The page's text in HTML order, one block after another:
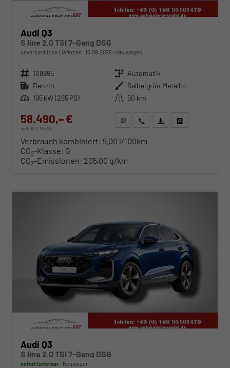
Audi Q3
S line 2.0 TSI 7-Gang DSG
unverbindliche Lieferzeit: 15.09.2026 Neuwagen
Fahrzeugnr. 108995 Getriebe Automatik
Kraftstoff Benzin Außenfarbe Salbeigrün Metallic
Leistung 195 kW (265 PS) Kilometerstand 50 km
58.490,– €
incl. 19% MwSt.
WhatsApp anfragen
Wir rufen Sie anFahrzeugexposé (PDF)
Verbrauch kombiniert: 9,00 l/100km
CO2-Klasse: G
CO2-Emissionen: 205,00 g/km
Audi Q3
S line 2.0 TSI 7-Gang DSG
sofort lieferbar Neuwagen